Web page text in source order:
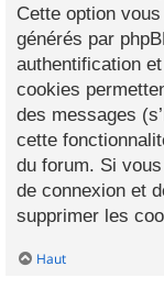
Cette option
générés par
authentification
cookies
des messages
cette
du forum. Si
de connexion et
supprimer les
Haut